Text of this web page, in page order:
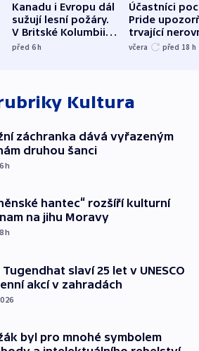
Kanadu i Evropu dál
sužují lesní požáry.
V Britské Kolumbii
evakuovali tisíce lidí
před 6h
Účastníci
Pride
trvající
včera před 18 h
Kultura
záchranka dává vyřazeným
druhou šanci
h
hantec“ rozšíří kulturní
na jihu Moravy
h
Tugendhat slaví 25 let v UNESCO
akcí v zahradách
byl pro mnohé symbolem